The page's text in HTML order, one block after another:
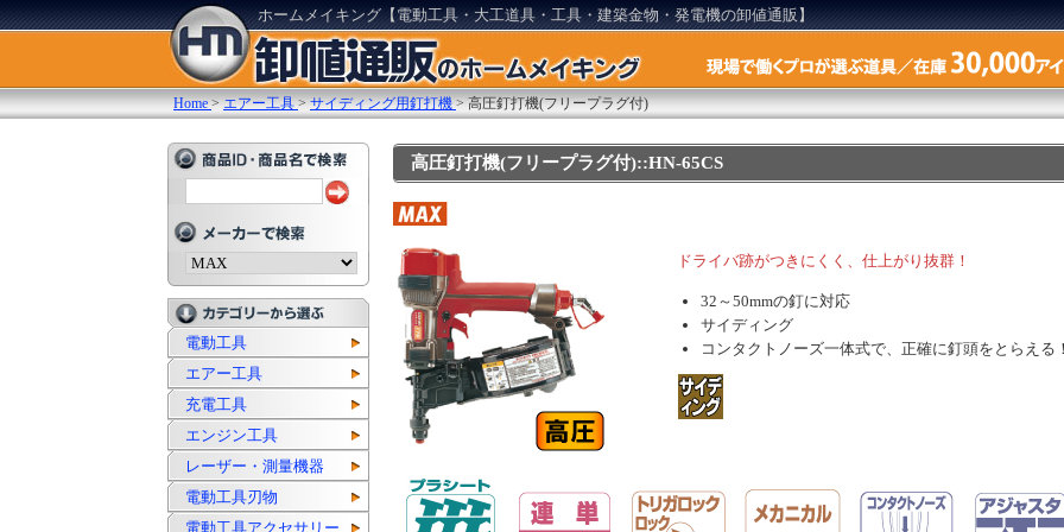
ホームメイキング【電動工具・大工道具・工具・建築金物・発電機の卸値通販】
Home >エアー工具 >サイディング用釘打機 >高圧釘打機(フリープラグ付)
電動工具
エアー工具
充電工具
エンジン工具
レーザー・測量機器
電動工具刃物
電動工具アクセサリー
高圧釘打機(フリープラグ付)::HN-65CS
ドライバ跡がつきにくく、仕上がり抜群！
32～50mmの釘に対応
サイディング
コンタクトノーズ一体式で、正確に釘頭をとらえる